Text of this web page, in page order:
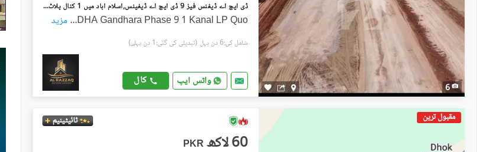
6
ڈی ایچ اے ڈیفنس فیز 9 ڈی ایچ اے ڈیفینس,اسلام آباد میں 1 کنال پلاٹ فائل 58.0 لاکھ میں برائے فروخت۔
DHA Gandhara Phase 9 1 Kanal LP Quo
... مزید
شامل کی:6 دن پہل (تبدیلی کی گئی:1 دن پہلے)
واٹس ایپ کال
مقبول ترین ٹائیٹینیم
PKR 60 لاکھ